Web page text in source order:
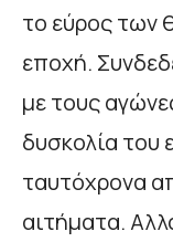
το εύρος των
εποχή.
με τους
δυσκολία του
ταυτόχρονα
αιτήματα.